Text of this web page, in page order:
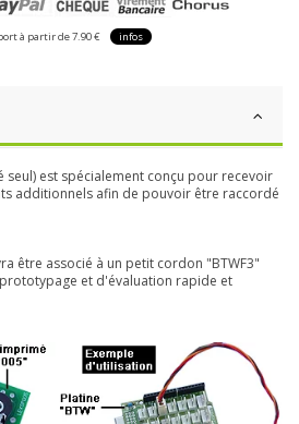
à partir de 7.90 € infos
seul) est spécialement conçu pour recevoir
additionnels afin de pouvoir être raccordé
être associé à un petit cordon "BTWF3"
et d'évaluation rapide et